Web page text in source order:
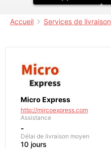
Accueil Services de livraison
Micro Express
http://mircoexpress.com
Assistance
-
Délai de livraison moyen
10 jours